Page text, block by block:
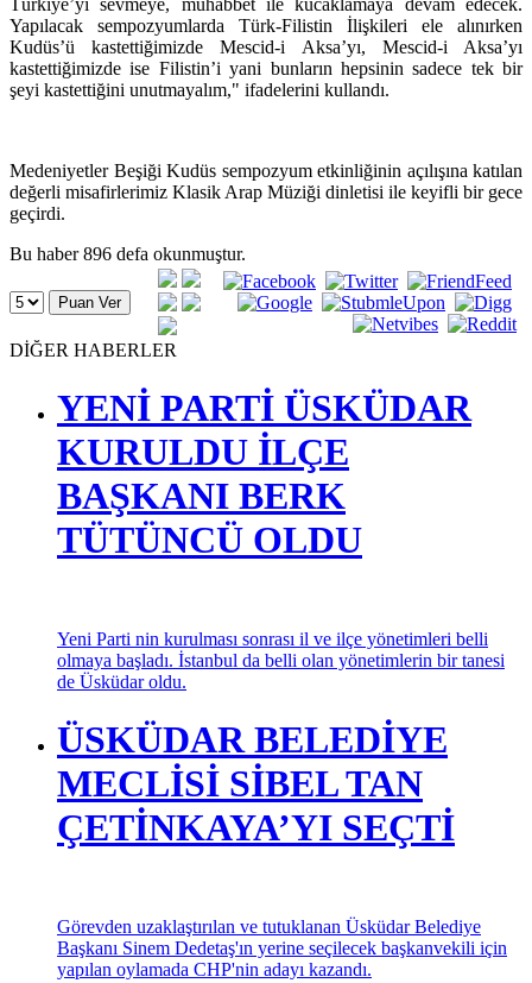
Türkiye’yi sevmeye, muhabbet ile kucaklamaya devam edecek.
Yapılacak sempozyumlarda Türk-Filistinİlişkileri ele alınırken
Kudüs’ü kastettiğimizde Mescid-i Aksa’yı, Mescid-i Aksa’yı
kastettiğimizde ise Filistin’i yani bunların hepsinin sadece tek bir
Medeniyetler Beşiği Kudüs sempozyum etkinliğinin açılışına katılan
değerli misafirlerimiz Klasik Arap Müziği dinletisi ile keyifli bir gece
Bu haber 896 defa okunmuştur.
YENİ PARTİ ÜSKÜDAR
KURULDU İLÇE
BAŞKANI BERK
TÜTÜNCÜ OLDU
Yeni Parti nin kurulması sonrası il ve ilçe yönetimleri belli
olmaya başladı. İstanbul da belli olan yönetimlerin bir tanesi
ÜSKÜDAR BELEDİYE
MECLİSİ SİBEL TAN
ÇETİNKAYA’YI SEÇTİ
Görevden uzaklaştırılan ve tutuklanan Üsküdar Belediye
Başkanı Sinem Dedetaş'ın yerine seçilecek başkanvekili için